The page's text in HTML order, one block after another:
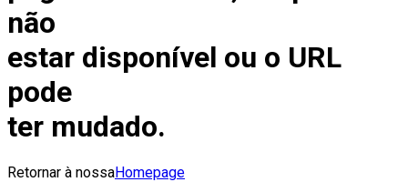
não
estar disponível ou o URL
pode
ter mudado.
Retornar à nossaHomepage